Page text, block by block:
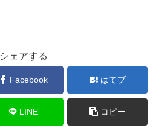
シェアする
Facebook はてブ
LINE コピー